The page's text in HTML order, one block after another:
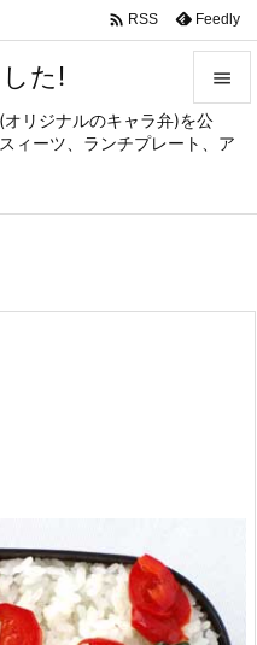
た!
リジナルのキャラ弁)を公
ィーツ、ランチプレート、ア


メニュ
サイド

 RSS Feedly